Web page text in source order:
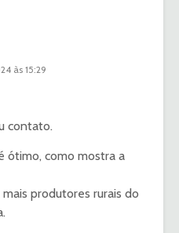
às 15:29
contato.
ótimo, como mostra a
produtores rurais do